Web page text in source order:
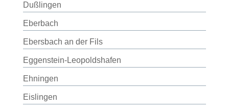
Dußlingen
Eberbach
Ebersbach an der Fils
Eggenstein-Leopoldshafen
Ehningen
Eislingen